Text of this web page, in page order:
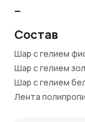
Преимущества:
16 гелиевых
Лента
Идеально для
Условия
Состав
Шар с гелием
Шар с гелием
Шар с гелием
Лента